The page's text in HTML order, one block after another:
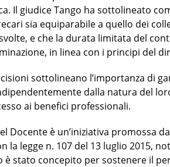
Il giudice Tango ha sottolineato
sia equiparabile a quello dei
e che la durata limitata del
in linea con i principi del
sottolineano l’importanza di
dalla natura del
ai benefici professionali.
Docente è un’iniziativa promossa
la legge n. 107 del 13 luglio 2015,
stato concepito per sostenere il